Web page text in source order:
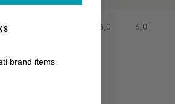
6,0 6,0
brand items